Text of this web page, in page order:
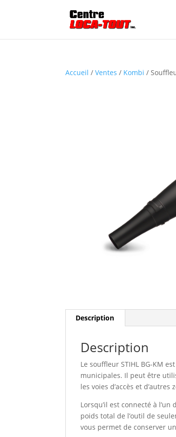
Accueil /Ventes / Kombi /
Description
Description
Le souffleur STIHL BG-KM
municipales. Il peut être
les voies d’accès et d’autres
Lorsqu’il est connecté à
poids total de l’outil de
vous permet de conserver